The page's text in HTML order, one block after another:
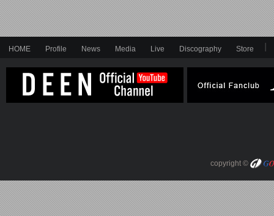
HOME Profile News Media Live Discography Store
copyright ©